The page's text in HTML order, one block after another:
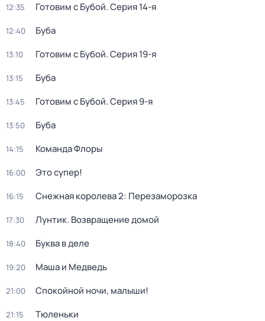
12:35 Готовим с Бубой. Серия 14-я
12:40 Буба
13:10 Готовим с Бубой. Серия 19-я
13:15 Буба
13:45 Готовим с Бубой. Серия 9-я
13:50 Буба
14:15 Команда Флоры
16:00 Это супер!
16:15 Снежная королева 2: Перезаморозка
17:30 Лунтик. Возвращение домой
18:40 Буква в деле
19:20 Маша и Медведь
21:00 Спокойной ночи, малыши!
21:15 Тюленьки